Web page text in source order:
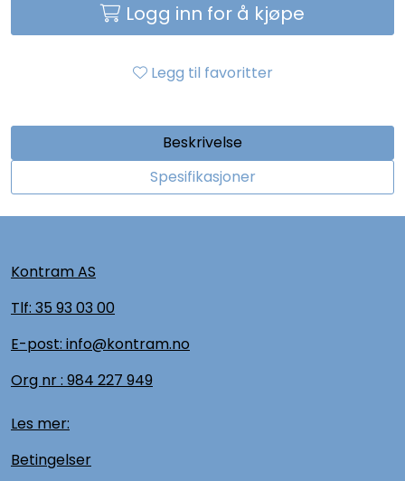
Logg inn for å kjøpe
Legg til favoritter
Beskrivelse
Spesifikasjoner
Kontram AS
Tlf: 35 93 03 00
E-post: info@kontram.no
Org nr : 984 227 949
Les mer:
Betingelser